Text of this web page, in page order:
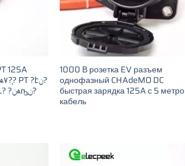
1000 В розетка EV разъем
однофазный CHAdeMO DC
быстрая зарядка 125A с 5
кабель